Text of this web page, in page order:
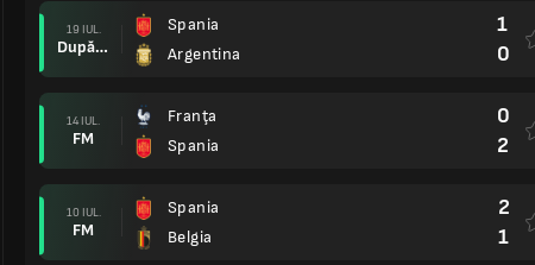
19 IUL.
După prel.
Spania
Argentina
1
0
14 IUL.
FM
Franţa
Spania
0
2
10 IUL.
FM
Spania
Belgia
2
1